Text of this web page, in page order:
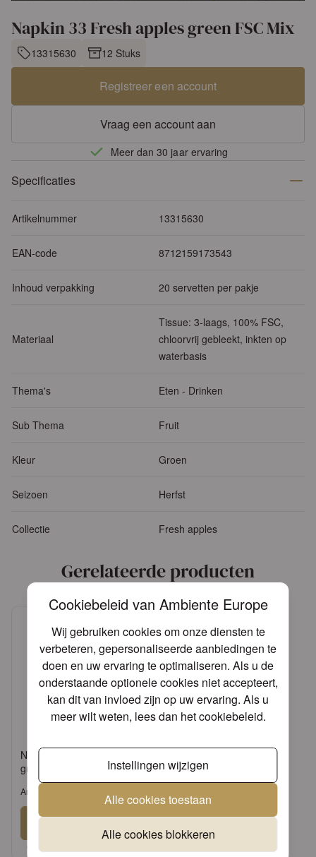
Cookiebeleid van Ambiente Europe
Wij gebruiken cookies om onze diensten te
verbeteren, gepersonaliseerde aanbiedingen te
doen en uw ervaring te optimaliseren. Als u de
onderstaande optionele cookies niet accepteert,
kan dit van invloed zijn op uw ervaring. Als u
meer wilt weten, lees dan hetcookiebeleid.
Instellingen wijzigen
Alle cookies toestaan
Alle cookies blokkeren
Napkin 33 Fresh apples green FSC Mix
13315630 12 Stuks
Registreer een account
Vraag een account aan
Meer dan 30 jaar ervaring
Specificaties
Artikelnummer 13315630
EAN-code 8712159173543
Inhoud verpakking 20 servetten per pakje
Materiaal
Tissue: 3-laags, 100% FSC,
chloorvrij gebleekt, inkten op
waterbasis
Thema's Eten - Drinken
Sub Thema Fruit
Kleur Groen
Seizoen Herfst
Collectie Fresh apples
Gerelateerde producten
Napkin 25 Fresh apples
green FSC Mix
Artikel: 12515630
Aanmelden